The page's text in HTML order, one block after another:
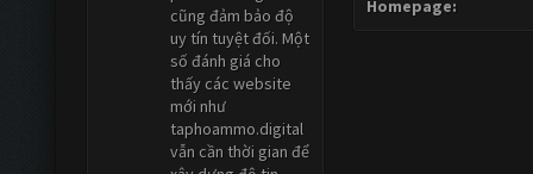
cũng đảm bảo độ
uy tín tuyệt đối. Một
số đánh giá cho
thấy các website
mới như
taphoammo.digital
vẫn cần thời gian để
Homepage: